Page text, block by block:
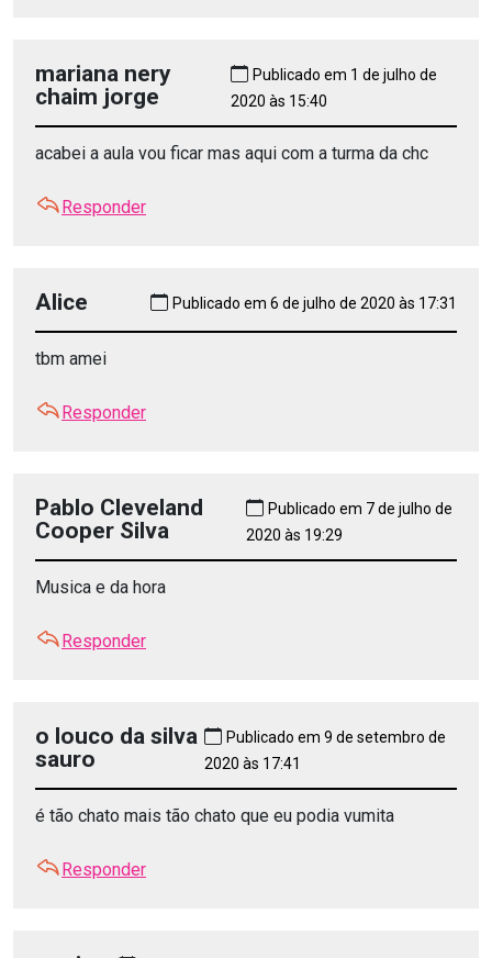
mariana nery
chaim jorge
Publicado em 1 de julho de
2020 às 15:40
acabei a aula vou ficar mas aqui com a turma da chc
Responder
Alice Publicado em 6 de julho de 2020 às 17:31
tbm amei
Responder
Pablo Cleveland
Cooper Silva
Publicado em 7 de julho de
2020 às 19:29
Musica e da hora
Responder
o louco da silva
sauro
Publicado em 9 de setembro de
2020 às 17:41
é tão chato mais tão chato que eu podia vumita
Responder